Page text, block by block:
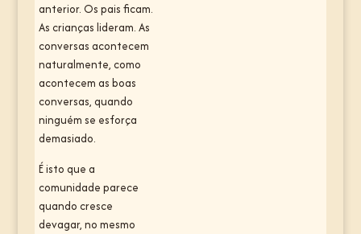
anterior. Os pais ficam.
As crianças lideram. As
conversas acontecem
naturalmente, como
acontecem as boas
conversas, quando
ninguém se esforça
demasiado.
É isto que a
comunidade parece
quando cresce
devagar, no mesmo